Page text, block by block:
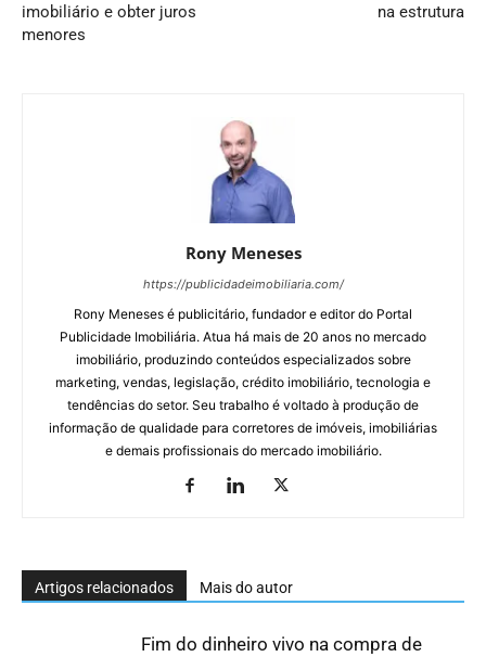
imobiliário e obter juros
menores
na estrutura
Rony Meneses
https://publicidadeimobiliaria.com/
Rony Meneses é publicitário, fundador e editor do Portal
Publicidade Imobiliária. Atua há mais de 20 anos no mercado
imobiliário, produzindo conteúdos especializados sobre
marketing, vendas, legislação, crédito imobiliário, tecnologia e
tendências do setor. Seu trabalho é voltado à produção de
informação de qualidade para corretores de imóveis, imobiliárias
e demais profissionais do mercado imobiliário.
Artigos relacionados Mais do autor
Fim do dinheiro vivo na compra de